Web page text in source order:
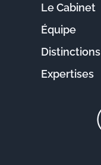
Le Cabinet
Équipe
Distinctions
Expertises